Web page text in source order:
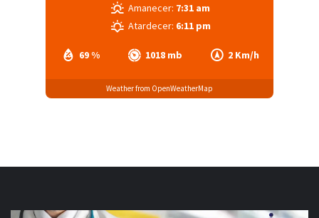
69 % 1018 mb 2 Km/h
Amanecer: 7:31 am
Atardecer: 6:11 pm
Weather from OpenWeatherMap